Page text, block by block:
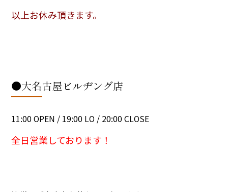
以上お休み頂きます。
●大名古屋ビルヂング店
11:00 OPEN / 19:00 LO / 20:00 CLOSE
全日営業しております！